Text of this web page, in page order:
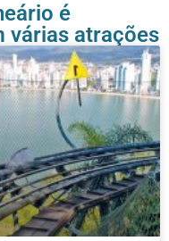
é
várias atrações